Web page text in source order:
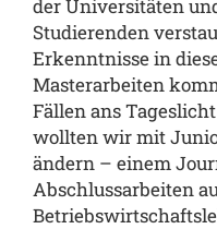
der Universitäten
Studierenden
Erkenntnisse in
Masterarbeiten
Fällen ans
wollten wir mit
ändern – einem
Abschlussarbeiten